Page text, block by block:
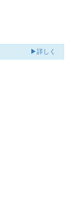
▶詳しく